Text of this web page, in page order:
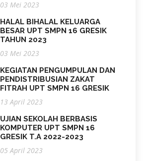
03 Mei 2023
HALAL BIHALAL KELUARGA
BESAR UPT SMPN 16 GRESIK
TAHUN 2023
03 Mei 2023
KEGIATAN PENGUMPULAN DAN
PENDISTRIBUSIAN ZAKAT
FITRAH UPT SMPN 16 GRESIK
13 April 2023
UJIAN SEKOLAH BERBASIS
KOMPUTER UPT SMPN 16
GRESIK T.A 2022-2023
05 April 2023